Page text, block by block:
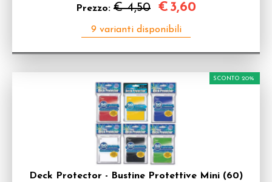
Prezzo: € 4,50 € 3,60
Deck Protector - Bustine Protettive Mini (60)
SCONTO 20%